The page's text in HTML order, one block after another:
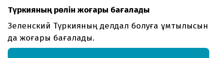
Түркияның рөлін жоғары бағалады
Зеленский Түркияның делдал болуға ұмтылысын
да жоғары бағалады.